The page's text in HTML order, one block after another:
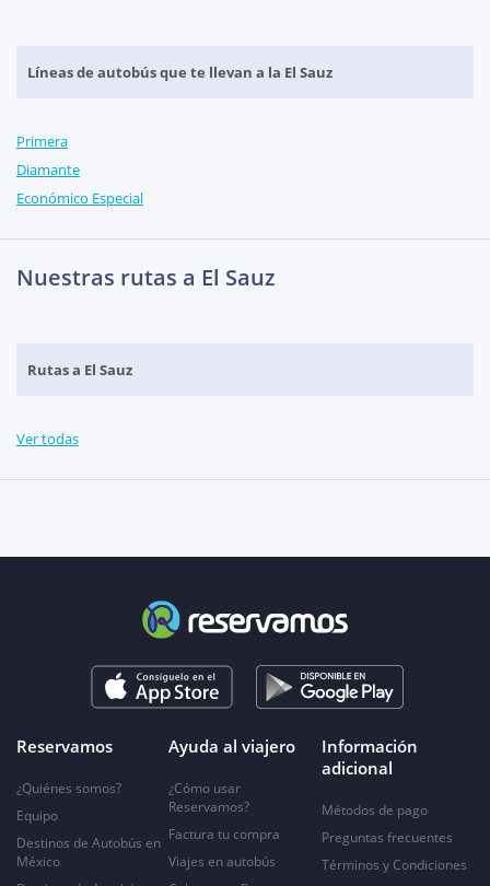
Líneas de autobús que te llevan a la El Sauz
Primera
Diamante
Económico Especial
Nuestras rutas a El Sauz
Rutas a El Sauz
Ver todas
Reservamos
¿Quiénes somos?
Equipo
Destinos de Autobús en
México
Ayuda al viajero
¿Cómo usar
Reservamos?
Factura tu compra
Viajes en autobús
Información
adicional
Métodos de pago
Preguntas frecuentes
Términos y Condiciones